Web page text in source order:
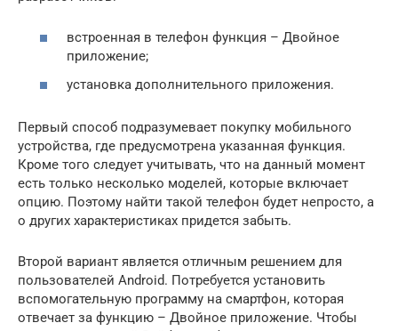
встроенная в телефон функция – Двойное
приложение;
установка дополнительного приложения.
Первый способ подразумевает покупку мобильного
устройства, где предусмотрена указанная функция.
Кроме того следует учитывать, что на данный момент
есть только несколько моделей, которые включает
опцию. Поэтому найти такой телефон будет непросто, а
о других характеристиках придется забыть.
Второй вариант является отличным решением для
пользователей Android. Потребуется установить
вспомогательную программу на смартфон, которая
отвечает за функцию – Двойное приложение. Чтобы